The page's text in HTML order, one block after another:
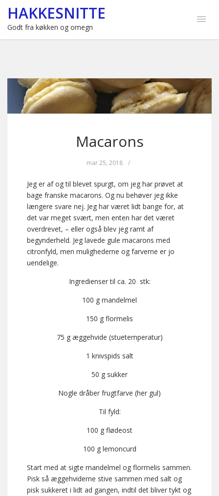
HAKKESNITTE
Godt fra køkken og omegn
Macarons
mar 25, 2018 /
Jeg er af og til blevet spurgt, om jeg har prøvet at
bage franske macarons. Og nu behøver jeg ikke
længere svare nej. Jeg har været lidt bange for, at
det var meget svært, men enten har det været
overdrevet, – eller også blev jeg ramt af
begynderheld. Jeg lavede gule macarons med
citronfyld, men mulighederne og farverne er jo
uendelige.
Ingredienser til ca. 20 stk:
100 g mandelmel
150 g flormelis
75 g æggehvide (stuetemperatur)
1 knivspids salt
50 g sukker
Nogle dråber frugtfarve (her gul)
Til fyld:
100 g flødeost
100 g lemoncurd
Start med at sigte mandelmel og flormelis sammen.
Pisk så æggehviderne stive sammen med salt og
pisk sukkeret i lidt ad gangen, indtil det bliver tykt og